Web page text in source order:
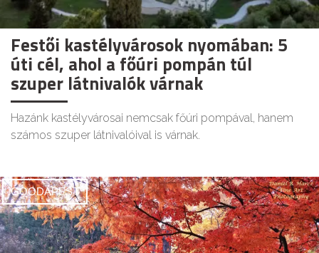
Festői kastélyvárosok nyomában: 5
úti cél, ahol a főúri pompán túl
szuper látnivalók várnak
Hazánk kastélyvárosai nemcsak főúri pompával, hanem
számos szuper látnivalóival is várnak.
GOODAPEST